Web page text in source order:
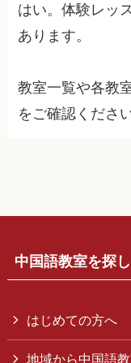
はい。体験レッ
あります。
教室一覧や各教
をご確認ください
中国語教室を探
はじめての方へ
地域から中国語